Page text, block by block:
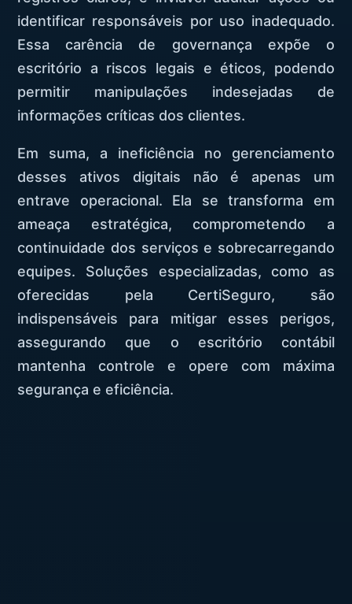
identificar responsáveis por uso inadequado.
Essa carência de governança expõe o
escritório a riscos legais e éticos, podendo
permitir manipulações indesejadas de
informações críticas dos clientes.
Em suma, a ineficiência no gerenciamento
desses ativos digitais não é apenas um
entrave operacional. Ela se transforma em
ameaça estratégica, comprometendo a
continuidade dos serviços e sobrecarregando
equipes. Soluções especializadas, como as
oferecidas pela CertiSeguro, são
indispensáveis para mitigar esses perigos,
assegurando que o escritório contábil
mantenha controle e opere com máxima
segurança e eficiência.